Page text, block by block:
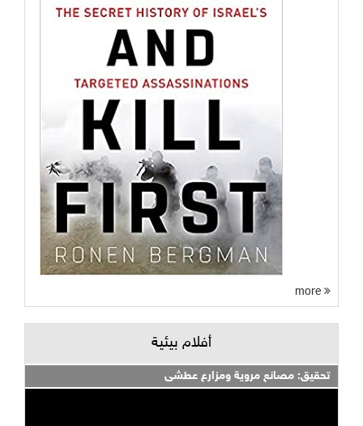
أفلام بيئية
تحقيق: مصانع مروية ومزارع عطشى